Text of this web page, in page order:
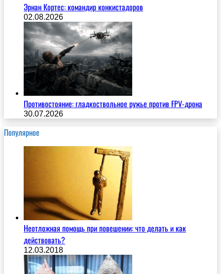
Эрнан Кортес: командир конкистадоров
02.08.2026
Противостояние: гладкоствольное ружье против FPV-дрона
30.07.2026
Популярное
Неотложная помощь при повешении: что делать и как
действовать?
12.03.2018